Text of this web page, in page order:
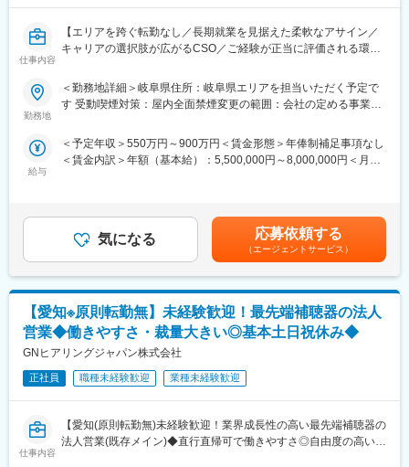
公募制度も充実しておりますので、IQVIAが展開している他の事業
部への異動も可能です。
事担当者などの管理部門など
（３）手厚い研修体制でスキルアップができます：製品研修、ス
してのスキルのみならず、データ分析、マーケティングなど多角
的にヘルスケアのプロフェッショナル人材を育成する研修制度を
【IQVIAサービシーズジャパンについて】
・世界100以上の国と地域／8万人の社員が、医薬品の臨床開発～
プロモーションに携わり、市場を流通するほぼすべての医薬品に
関与しています
・日本においても業界トップシェアを誇り、常時100以上のPJが
稼働しています
変更の範囲：会社の定める業務
仕事内容
【エリアを跨ぐ転勤なし／長期就業を見据えた柔軟なアサイン／
キャリアの選択肢が広がるCSO／ご経験が正当に評価される環
【はじめに】
～50代まで幅広く活躍しており、長期就業も叶う環境です。
医師、薬剤師に課題解決するための医薬品情報を提供、副作用情
報を収集を行っていただきます。
《具体的には...》
■新薬のプロモーション
■長期収載品の市場拡大
■ジェネリック医薬品のプロモーション
※プロジェクトの状況によっては、選考保留（ご紹介できるプロジ
ェクトが出るまで保留）となる場合もございますのであらかじめ
ご認識の程よろしくお願いします※
■エリアを跨ぐ転勤なし：
初任地希望だけでなく、エリアを跨いでの転勤はないため、転勤
勤務地
＜勤務地詳細＞岐阜県住所：岐阜県エリアを担当いただく予定で
す 受動喫煙対策：屋内全面禁煙変更の範囲：会社の定める事業所
給与
＜予定年収＞550万円～900万円＜賃金形態＞年俸制補足事項なし
＜賃金内訳＞年額（基本給）：5,500,000円～8,000,000円＜月額
度支給）※ただし支給条件有。賃金はあくまでも目安の金額であ
り、選考を通じて上下する可能性があります。月給(月額)は固定手
当を含めた表記です。
気になる 応募依頼する
（エージェントサービス）
【愛知※原則転勤無】未経験歓迎！最先端補聴器の法人
営業◆働きやすさ・裁量大きい◎基本土日祝休み◆
GNヒアリングジャパン株式会社
正社員 職種未経験歓迎 業種未経験歓迎
仕事内容
【愛知(原則転勤無)未経験歓迎！業界成長性の高い最先端補聴器の
法人営業(既存メイン)◆直行直帰可で働きやすさ◎自由度の高い営